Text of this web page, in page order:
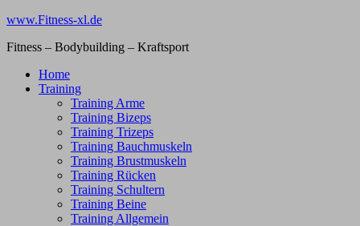
Zum
springen
www.Fitness-xl.de
Fitness – Bodybuilding – Kraftsport
Home
Training
Training Arme
Training Bizeps
Training Trizeps
Training Bauchmuskeln
Training Brustmuskeln
Training Rücken
Training Schultern
Training Beine
Training Allgemein